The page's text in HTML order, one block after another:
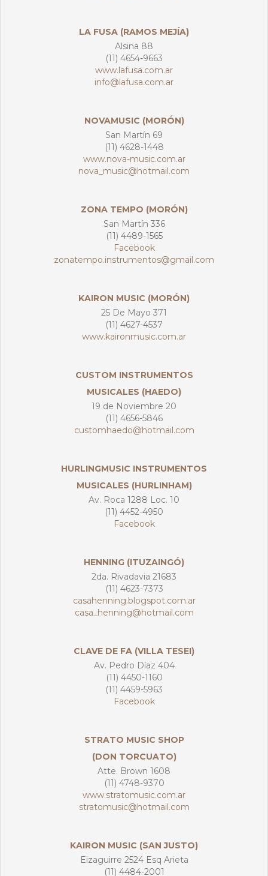
LA FUSA (RAMOS MEJÍA)
Alsina 88
(11) 4654-9663
www.lafusa.com.ar
info@lafusa.com.ar
NOVAMUSIC (MORÓN)
San Martín 69
(11) 4628-1448
www.nova-music.com.ar
nova_music@hotmail.com
ZONA TEMPO (MORÓN)
San Martín 336
(11) 4489-1565
Facebook
zonatempo.instrumentos@gmail.com
KAIRON MUSIC (MORÓN)
25 De Mayo 371
(11) 4627-4537
www.kaironmusic.com.ar
CUSTOM INSTRUMENTOS
MUSICALES (HAEDO)
19 de Noviembre 20
(11) 4656-5846
customhaedo@hotmail.com
HURLINGMUSIC INSTRUMENTOS
MUSICALES (HURLINHAM)
Av. Roca 1288 Loc. 10
(11) 4452-4950
Facebook
HENNING (ITUZAINGÓ)
2da. Rivadavia 21683
(11) 4623-7373
casahenning.blogspot.com.ar
casa_henning@hotmail.com
CLAVE DE FA (VILLA TESEI)
Av. Pedro Díaz 404
(11) 4450-1160
(11) 4459-5963
Facebook
STRATO MUSIC SHOP
(DON TORCUATO)
Atte. Brown 1608
(11) 4748-9370
www.stratomusic.com.ar
stratomusic@hotmail.com
KAIRON MUSIC (SAN JUSTO)
Eizaguirre 2524 Esq Arieta
(11) 4484-2001